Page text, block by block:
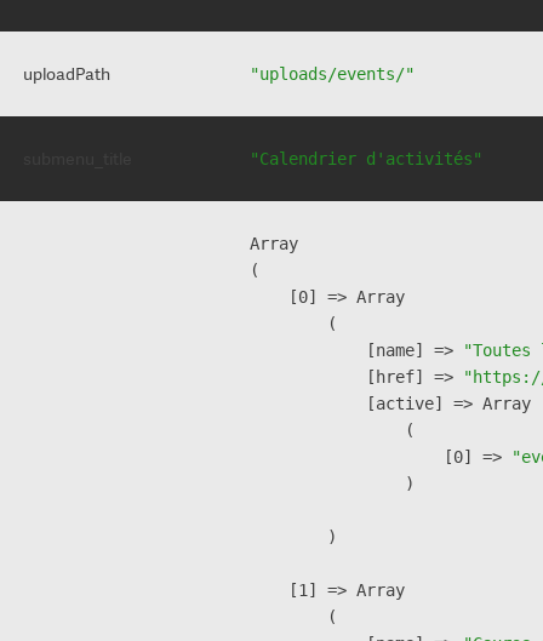
uploadPath "uploads/events/"
"Calendrier d'activités"
Array
(
    [0] => Array
        (
            [name] =>
            [href] =>
            [active] => Array
                (
                    [0] =>
                )
        )
    [1] => Array
        (